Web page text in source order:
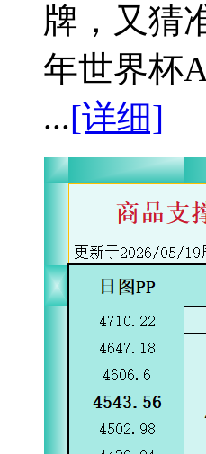
牌，又猜
年世界杯
...[详细]